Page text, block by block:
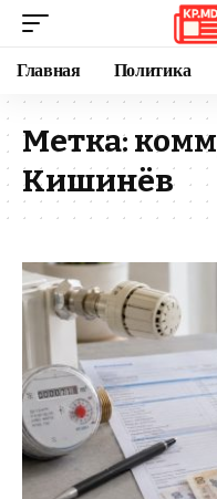
Главная Политика
Метка:
Кишинёв